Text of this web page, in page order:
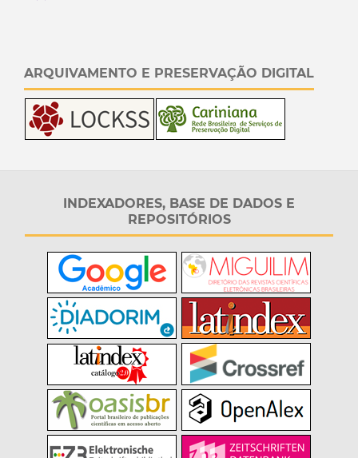
ARQUIVAMENTO E PRESERVAÇÃO DIGITAL
INDEXADORES, BASE DE DADOS E
REPOSITÓRIOS